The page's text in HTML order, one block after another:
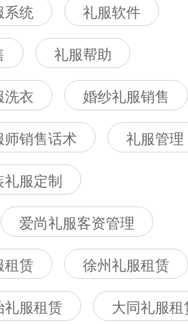
系统
礼服软件
礼服帮助
洗衣
婚纱礼服销售
销售话术
礼服管理
礼服定制
爱尚礼服客资管理
租赁
徐州礼服租赁
礼服租赁
大同礼服租